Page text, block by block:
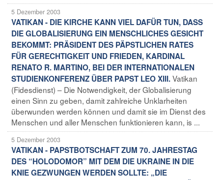
5 Dezember 2003
VATIKAN - DIE KIRCHE KANN VIEL DAFÜR TUN, DASS
DIE GLOBALISIERUNG EIN MENSCHLICHES GESICHT
BEKOMMT: PRÄSIDENT DES PÄPSTLICHEN RATES
FÜR GERECHTIGKEIT UND FRIEDEN, KARDINAL
RENATO R. MARTINO, BEI DER INTERNATIONALEN
STUDIENKONFERENZ ÜBER PAPST LEO XIII.Vatikan
(Fidesdienst) – Die Notwendigkeit, der Globalisierung
einen Sinn zu geben, damit zahlreiche Unklarheiten
überwunden werden können und damit sie im Dienst des
Menschen und aller Menschen funktionieren kann, is ...
5 Dezember 2003
VATIKAN - PAPSTBOTSCHAFT ZUM 70. JAHRESTAG
DES “HOLODOMOR” MIT DEM DIE UKRAINE IN DIE
KNIE GEZWUNGEN WERDEN SOLLTE: „DIE